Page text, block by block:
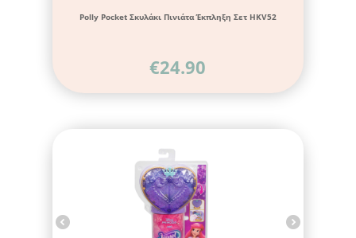
Polly Pocket Σκυλάκι Πινιάτα Έκπληξη Σετ HKV52
€24.90